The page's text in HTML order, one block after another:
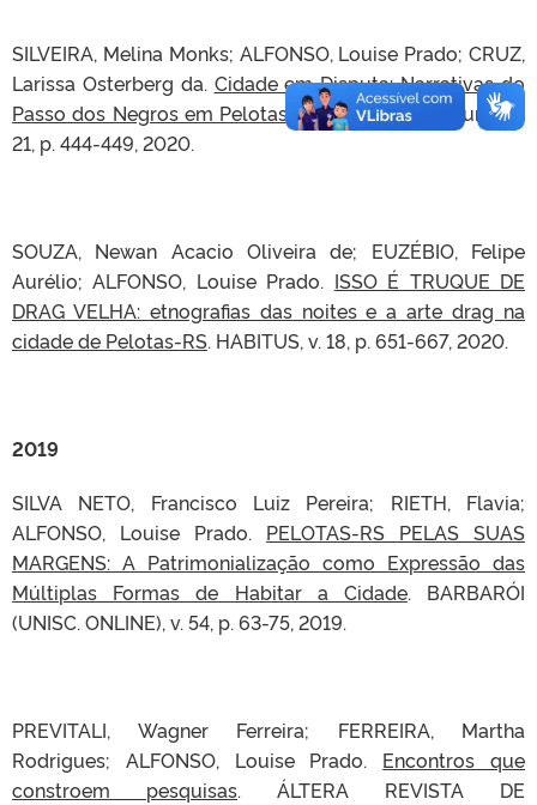
SILVEIRA, Melina Monks; ALFONSO, Louise Prado; CRUZ,
Larissa Osterberg da. Cidade em Disputa: Narrativas do
Passo dos Negros em Pelotas, RS. Revista Iluminuras, v.
21, p. 444-449, 2020.
SOUZA, Newan Acacio Oliveira de; EUZÉBIO, Felipe
Aurélio; ALFONSO, Louise Prado. ISSO É TRUQUE DE
DRAG VELHA: etnografias das noites e a arte drag na
cidade de Pelotas-RS. HABITUS, v. 18, p. 651-667, 2020.
2019
SILVA NETO, Francisco Luiz Pereira; RIETH, Flavia;
ALFONSO, Louise Prado. PELOTAS-RS PELAS SUAS
MARGENS: A Patrimonialização como Expressão das
Múltiplas Formas de Habitar a Cidade. BARBARÓI
(UNISC. ONLINE), v. 54, p. 63-75, 2019.
PREVITALI, Wagner Ferreira; FERREIRA, Martha
Rodrigues; ALFONSO, Louise Prado. Encontros que
constroem pesquisas. ÁLTERA REVISTA DE